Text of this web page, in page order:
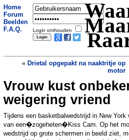
Home
Forum
Beelden
F.A.Q.
Login onthouden
« Drietal opgepakt na naaktritje op
motor
Dit
de paus
Vrouw kust
weigering vriend
Tijdens een basketbalwedstrijd in New
van een�zogeheten�Kiss Cam. Op het
wedstrijd op grote schermen in beeld ziet,